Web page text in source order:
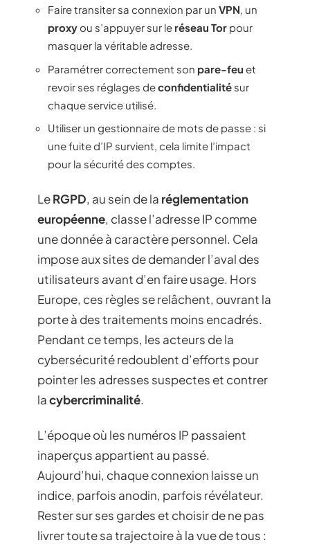
Faire transiter sa connexion par un VPN, un
proxyou s’appuyer sur le réseau Tor pour
masquer la véritable adresse.
Paramétrer correctement son pare-feu et
revoir ses réglages deconfidentialité sur
chaque service utilisé.
Utiliser un gestionnaire de mots de passe : si
une fuite d’IP survient, cela limite l’impact
pour la sécurité des comptes.
LeRGPD, au sein de la réglementation
européenne, classe l’adresse IP comme
une donnée à caractère personnel. Cela
impose aux sites de demander l’aval des
utilisateurs avant d’en faire usage. Hors
Europe, ces règles se relâchent, ouvrant la
porte à des traitements moins encadrés.
Pendant ce temps, les acteurs de la
cybersécurité redoublent d’efforts pour
pointer les adresses suspectes et contrer
lacybercriminalité.
L’époque où les numéros IP passaient
inaperçus appartient au passé.
Aujourd’hui, chaque connexion laisse un
indice, parfois anodin, parfois révélateur.
Rester sur ses gardes et choisir de ne pas
livrer toute sa trajectoire à la vue de tous :